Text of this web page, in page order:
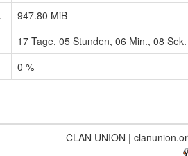
947.80 MiB
17 Tage, 05 Stunden, 06 Min., 08 Sek.
0 %
CLAN UNION |